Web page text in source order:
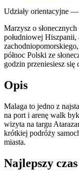
Udziały orientacyjne —
Marzysz o
południowej
północ Polski ze
godzin przeniesiesz
Opis
Malaga to jedno z
na port i arenę walk
wizyta na targu
krótkiej podróży
miasta.
Najlepszy